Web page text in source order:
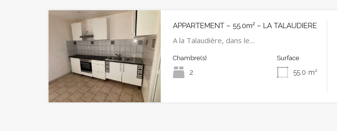
APPARTEMENT – 55.0m² – LA TALAUDIERE
A la Talaudière, dans le…
Chambre(s)
2
Surface
55.0 m²